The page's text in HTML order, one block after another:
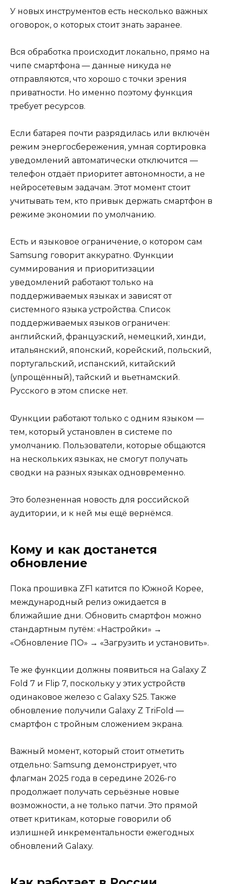
У новых инструментов есть несколько важных
оговорок, о которых стоит знать заранее.
Вся обработка происходит локально, прямо на
чипе смартфона — данные никуда не
отправляются, что хорошо с точки зрения
приватности. Но именно поэтому функция
требует ресурсов.
Если батарея почти разрядилась или включён
режим энергосбережения, умная сортировка
уведомлений автоматически отключится —
телефон отдаёт приоритет автономности, а не
нейросетевым задачам. Этот момент стоит
учитывать тем, кто привык держать смартфон в
режиме экономии по умолчанию.
Есть и языковое ограничение, о котором сам
Samsung говорит аккуратно. Функции
суммирования и приоритизации
уведомлений работают только на
поддерживаемых языках и зависят от
системного языка устройства. Список
поддерживаемых языков ограничен:
английский, французский, немецкий, хинди,
итальянский, японский, корейский, польский,
португальский, испанский, китайский
(упрощённый), тайский и вьетнамский.
Русского в этом списке нет.
Функции работают только с одним языком —
тем, который установлен в системе по
умолчанию. Пользователи, которые общаются
на нескольких языках, не смогут получать
сводки на разных языках одновременно.
Это болезненная новость для российской
аудитории, и к ней мы ещё вернёмся.
Кому и как достанется
обновление
Пока прошивка ZF1 катится по Южной Корее,
международный релиз ожидается в
ближайшие дни. Обновить смартфон можно
стандартным путём: «Настройки» →
«Обновление ПО» → «Загрузить и установить».
Те же функции должны появиться на Galaxy Z
Fold 7 и Flip 7, поскольку у этих устройств
одинаковое железо с Galaxy S25. Также
обновление получили Galaxy Z TriFold —
смартфон с тройным сложением экрана.
Важный момент, который стоит отметить
отдельно: Samsung демонстрирует, что
флагман 2025 года в середине 2026-го
продолжает получать серьёзные новые
возможности, а не только патчи. Это прямой
ответ критикам, которые говорили об
излишней инкрементальности ежегодных
обновлений Galaxy.